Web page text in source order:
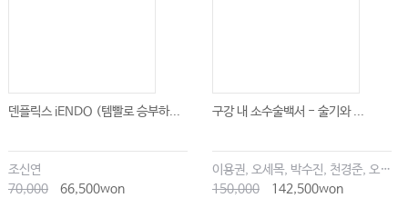
덴플릭스 iENDO (템빨로 승부하...
조신연
70,000
66,500won
구강 내 소수술백서 - 술기와 ...
이용권, 오세목, 박수진, 천경준, 오한솔
150,000
142,500won